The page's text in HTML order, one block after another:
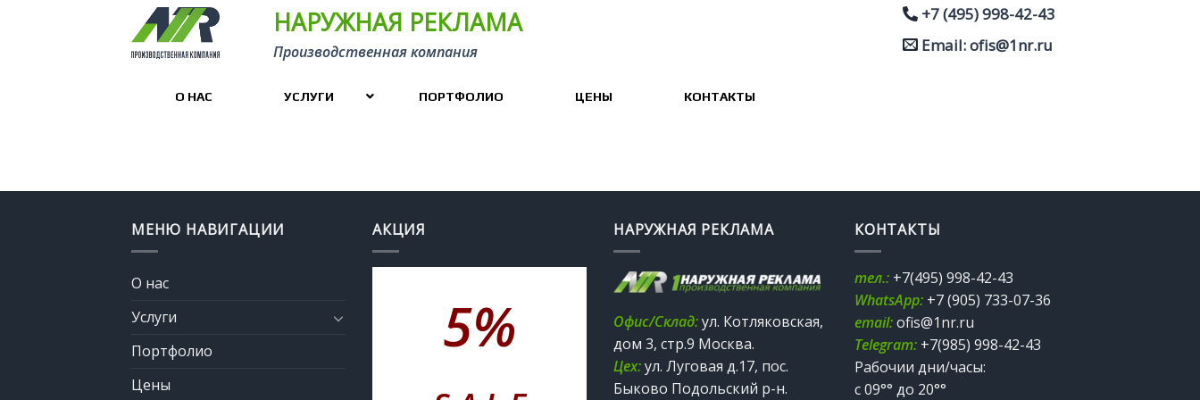
НАРУЖНАЯ РЕКЛАМА
Производственная компания
+7 (495) 998-42-43
Email: ofis@1nr.ru
О НАС УСЛУГИ ПОРТФОЛИО ЦЕНЫ КОНТАКТЫ
МЕНЮ НАВИГАЦИИ
О нас
Услуги
Портфолио
Цены
АКЦИЯ
5% БЕССРОЧНАЯ
АКЦИЯ
При стоимости заказа
НАРУЖНАЯ РЕКЛАМА
Офис/Склад:ул. Котляковская,
дом 3, стр.9 Москва.
Цех:ул. Луговая д.17, пос.
Быково Подольский р-н.
КОНТАКТЫ
тел.: +7(495) 998-42-43
WhatsApp: +7 (905) 733-07-36
email:ofis@1nr.ru
Telegram: +7(985) 998-42-43
Рабочии дни/часы:
с 09°° до 20°°